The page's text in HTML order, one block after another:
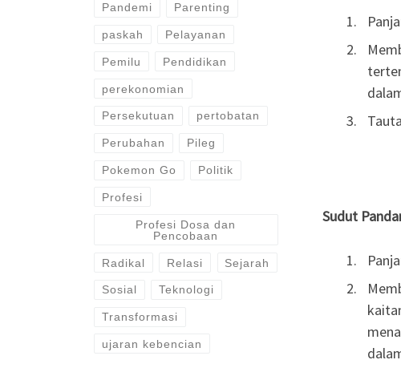
Sudut
Pandemi Parenting
paskah Pelayanan
Pemilu Pendidikan
perekonomian
Persekutuan pertobatan
Perubahan Pileg
Pokemon Go Politik
Profesi
Profesi Dosa dan
Pencobaan
Radikal Relasi Sejarah
Sosial Teknologi
Transformasi
ujaran kebencian